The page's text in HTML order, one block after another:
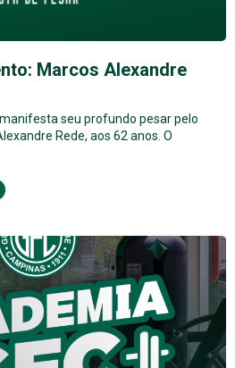
Marcos Alexandre
seu profundo pesar pelo
Rede, aos 62 anos. O